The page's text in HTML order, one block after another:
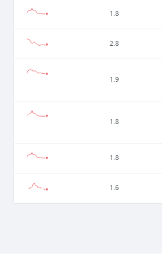
1.8
2.8
1.9
1.8
1.8
1.6